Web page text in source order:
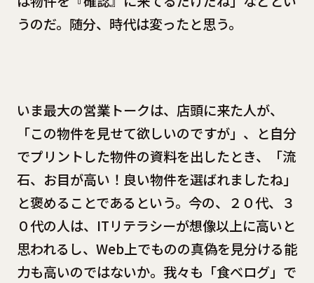
うのだ。随分、時代は変ったと思う。
いま最大の営業トークは、店頭に来た人が、
「この物件を見せて欲しいのですが」、と自分
でプリントした物件の資料を出したとき、「流
石、お目が高い！良い物件を選ばれましたね」
と褒めることであるという。今の、２０代、３
０代の人は、ITリテラシーが想像以上に高いと
思われるし、Web上でものの真偽を見分ける能
力も高いのではないか。我々も「食べログ」で